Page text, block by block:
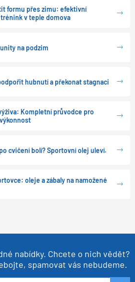
formu přes zimu: efektivní
v teple domova
na podzim
hubnutí a překonat stagnaci
Kompletní průvodce pro
cvičení bolí? Sportovní olej uleví.
oleje a zábaly na namožené
nabídky. Chcete o nich vědět?
spamovat vás nebudeme.